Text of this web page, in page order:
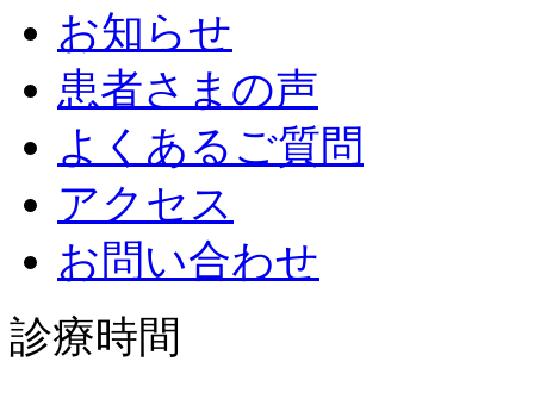
お知らせ
患者さまの声
よくあるご質問
アクセス
お問い合わせ
診療時間